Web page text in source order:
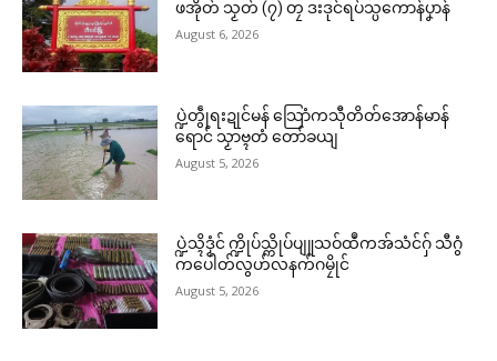
ဖအိုတ် သၟတ် (၇) တၠ ဒးဒုင်ရပ်သ္ပကောန်ပၞာန်
August 6, 2026
ပ္ဍဲတွဵုရးဍုင်မန် သြောံကသီုတိတ်အောန်မာန်
ရောင် သၟာဗ္ၚတံ တော်ခယျ
August 5, 2026
ပ္ဍဲသ္ၚိဒၟံင် က္ဍိုပ်သ္ကိုပ်ပျူသဝ်ထဳကအ်သံင်ဂှ် သီဂွံ
ကပေါတ်လွဟ်လနက်ဂမၠိုင်
August 5, 2026